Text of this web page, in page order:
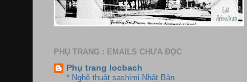
PHỤ TRANG : EMAILS CHƯA ĐỌC
Phụ trang locbach
* Nghệ thuật sashimi Nhật Bản